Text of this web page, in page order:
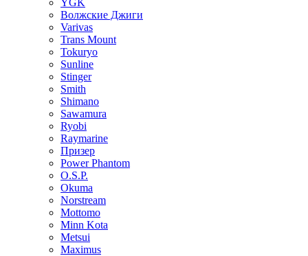
Волжские Джиги
Varivas
Trans Mount
Tokuryo
Sunline
Stinger
Smith
Shimano
Sawamura
Ryobi
Raymarine
Призер
Power Phantom
O.S.P.
Okuma
Norstream
Mottomo
Minn Kota
Metsui
Maximus